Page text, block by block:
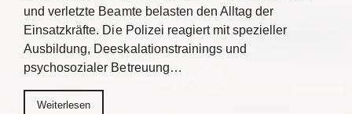
und verletzte Beamte belasten den Alltag der
Einsatzkräfte. Die Polizei reagiert mit spezieller
Ausbildung, Deeskalationstrainings und
psychosozialer Betreuung…
Weiterlesen